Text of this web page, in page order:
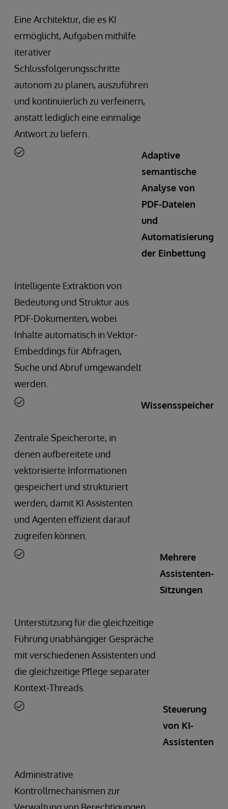
Eine Architektur, die es KI
ermöglicht, Aufgaben mithilfe
iterativer
Schlussfolgerungsschritte
autonom zu planen, auszuführen
und kontinuierlich zu verfeinern,
anstatt lediglich eine einmalige
Antwort zu liefern.
Adaptive
semantische
Analyse von
PDF-Dateien
und
Automatisierung
der Einbettung
Intelligente Extraktion von
Bedeutung und Struktur aus
PDF-Dokumenten, wobei
Inhalte automatisch in Vektor-
Embeddings für Abfragen,
Suche und Abruf umgewandelt
werden.
Wissensspeicher
Zentrale Speicherorte, in
denen aufbereitete und
vektorisierte Informationen
gespeichert und strukturiert
werden, damit KI Assistenten
und Agenten effizient darauf
zugreifen können.
Mehrere
Assistenten-
Sitzungen
Unterstützung für die gleichzeitige
Führung unabhängiger Gespräche
mit verschiedenen Assistenten und
die gleichzeitige Pflege separater
Kontext-Threads.
Steuerung
von KI-
Assistenten
Administrative
Kontrollmechanismen zur
Verwaltung von Berechtigungen,